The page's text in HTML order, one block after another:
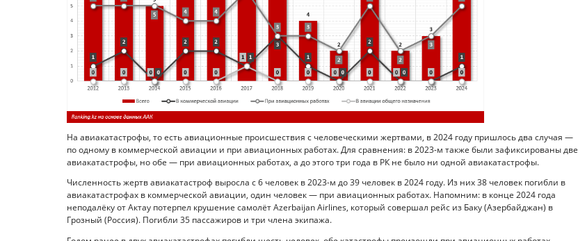
На авиакатастрофы, то есть авиационные происшествия с человеческими жертвами, в 2024 году пришлось два случая —
по одному в коммерческой авиации и при авиационных работах. Для сравнения: в 2023-м также были зафиксированы две
авиакатастрофы, но обе — при авиационных работах, а до этого три года в РК не было ни одной авиакатастрофы.
Численность жертв авиакатастроф выросла с 6 человек в 2023-м до 39 человек в 2024 году. Из них 38 человек погибли в
авиакатастрофах в коммерческой авиации, один человек — при авиационных работах. Напомним: в конце 2024 года
неподалёку от Актау потерпел крушение самолёт Azerbaijan Airlines, который совершал рейс из Баку (Азербайджан) в
Грозный (Россия). Погибли 35 пассажиров и три члена экипажа.